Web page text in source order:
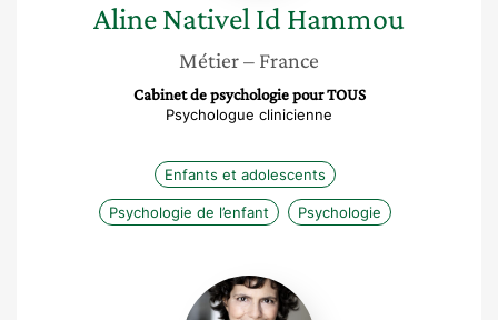
AlineNativel Id Hammou
Métier– France
Cabinet de psychologie pour TOUS
Psychologue clinicienne
Enfants et adolescents
Psychologie de l’enfant Psychologie
Célia
Charpentier